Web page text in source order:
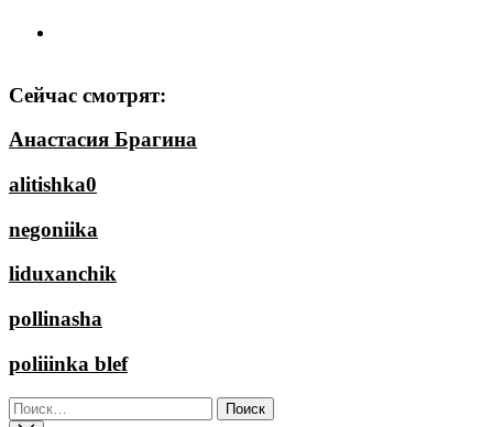
Сейчас смотрят:
Анастасия Брагина
alitishka0
negoniika
liduxanchik
pollinasha
poliiinka blef
Найти: